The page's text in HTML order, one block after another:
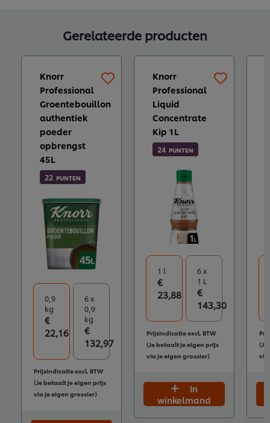
Gerelateerde producten
Knorr
Professional
Groentebouillon
authentiek
poeder
opbrengst
45L
22 PUNTEN
0,9
kg
€
22,16
6 x
0,9
kg
€
132,97
Prijsindicatie excl. BTW
(Je betaalt je eigen prijs
via je eigen grossier)
Knorr
Professional
Liquid
Concentrate
Kip 1L
24 PUNTEN
1 l
€
23,88
6 x
1 L
€
143,30
Prijsindicatie excl. BTW
(Je betaalt je eigen prijs
via je eigen grossier)
winkelmand
(Je
via